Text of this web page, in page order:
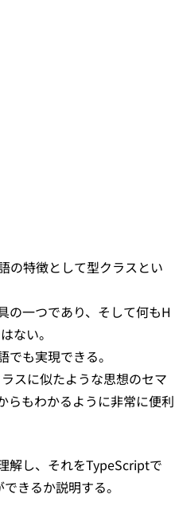
の特徴として型クラスとい
の一つであり、そして何もH
ない。
も実現できる。
スに似たような思想のセマ
らもわかるように非常に便利
解し、それをTypeScriptで
きるか説明する。